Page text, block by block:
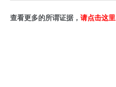
查看更多的所谓证据， 请点击这里